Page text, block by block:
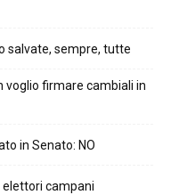
salvate, sempre, tutte
voglio firmare cambiali in
in Senato: NO
elettori campani